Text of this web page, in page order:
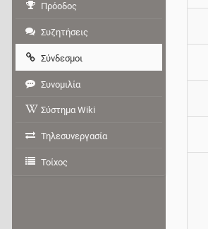
Πρόοδος
Συζητήσεις
Σύνδεσμοι
Συνομιλία
Σύστημα Wiki
Τηλεσυνεργασία
Τοίχος